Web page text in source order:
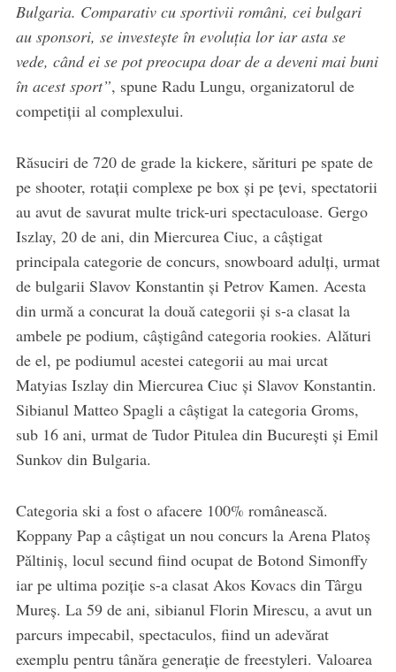
Bulgaria. Comparativ cu sportivii români, cei bulgari
au sponsori, se investește în evoluția lor iar asta se
vede, când ei se pot preocupa doar de a deveni mai buni
în acest sport”, spune Radu Lungu, organizatorul de
competiții al complexului.
Răsuciri de 720 de grade la kickere, sărituri pe spate de
pe shooter, rotații complexe pe box și pe țevi, spectatorii
au avut de savurat multe trick-uri spectaculoase. Gergo
Iszlay, 20 de ani, din Miercurea Ciuc, a câștigat
principala categorie de concurs, snowboard adulți, urmat
de bulgarii Slavov Konstantin și Petrov Kamen. Acesta
din urmă a concurat la două categorii și s-a clasat la
ambele pe podium, câștigând categoria rookies. Alături
de el, pe podiumul acestei categorii au mai urcat
Matyias Iszlay din Miercurea Ciuc și Slavov Konstantin.
Sibianul Matteo Spagli a câștigat la categoria Groms,
sub 16 ani, urmat de Tudor Pitulea din București și Emil
Sunkov din Bulgaria.
Categoria ski a fost o afacere 100% românească.
Koppany Pap a câștigat un nou concurs la Arena Platoș
Păltiniș, locul secund fiind ocupat de Botond Simonffy
iar pe ultima poziție s-a clasat Akos Kovacs din Târgu
Mureș. La 59 de ani, sibianul Florin Mirescu, a avut un
parcurs impecabil, spectaculos, fiind un adevărat
exemplu pentru tânăra generație de freestyleri. Valoarea